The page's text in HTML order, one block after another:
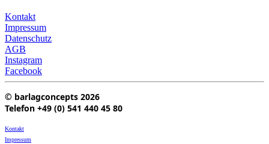
Kontakt
Impressum
Datenschutz
AGB
Instagram
Facebook
© barlagconcepts 2026
Telefon +49 (0) 541 440 45 80
Kontakt
Impressum